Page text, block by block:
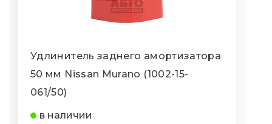
Удлинитель заднего амортизатора
50 мм Nissan Murano (1002-15-
061/50)
в наличии